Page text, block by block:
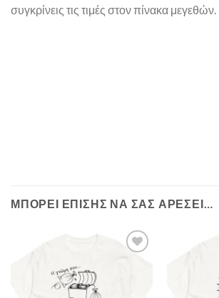
συγκρίνεις τις τιμές στον πίνακα μεγεθών.
ΜΠΟΡΕΊ ΕΠΊΣΗΣ ΝΑ ΣΑΣ ΑΡΈΣΕΙ…